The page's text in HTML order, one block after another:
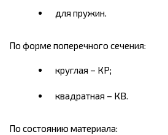
для пружин.
По форме поперечного сечения:
круглая – КР;
квадратная – КВ.
По состоянию материала: